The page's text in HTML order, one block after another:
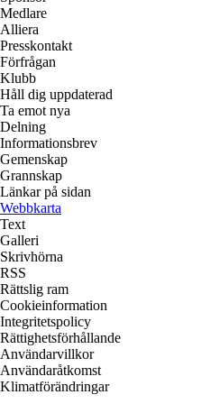
Medlare
Alliera
Presskontakt
Förfrågan
Klubb
Håll dig uppdaterad
Ta emot nya
Delning
Informationsbrev
Gemenskap
Grannskap
Länkar på sidan
Webbkarta
Text
Galleri
Skrivhörna
RSS
Rättslig ram
Cookieinformation
Integritetspolicy
Rättighetsförhållande
Användarvillkor
Användaråtkomst
Klimatförändringar